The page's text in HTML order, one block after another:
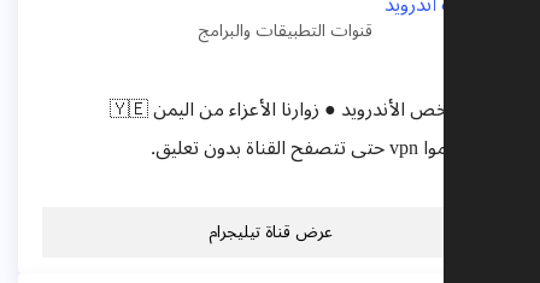
قنوات التطبيقات والبرامج
كل مايخص الأندرويد ● زوارنا الأعزاء من اليمن 🇾🇪
استخدموا vpn حتى تتصفح القناة بدون تعليق.
عرض قناة تيليجرام